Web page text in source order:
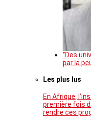
‘’Des
par la
Les plus lus
En Afrique,
première fois
rendre ces